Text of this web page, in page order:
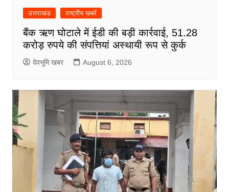
उत्तराखंड राष्ट्रीय ख़बरें
बैंक ऋण घोटाले में ईडी की बड़ी कार्रवाई, 51.28
करोड़ रुपये की संपत्तियां अस्थायी रूप से कुर्क
देवभूमि खबर August 6, 2026